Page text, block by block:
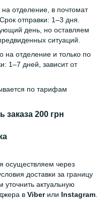
отделение, в почтомат
отправки: 1–3 дня.
день, но оставляем
ситуаций.
на отделение и только по
1–7 дней, зависит от
по тарифам
200 грн
осуществляем через
доставки за границу
уточнить актуальную
в Viberили Instagram